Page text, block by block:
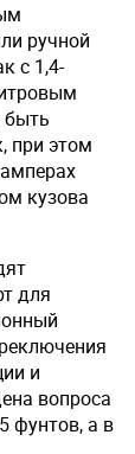
ручной
с 1,4-
быть
при этом
кузова
для
и
вопроса
фунтов, а в